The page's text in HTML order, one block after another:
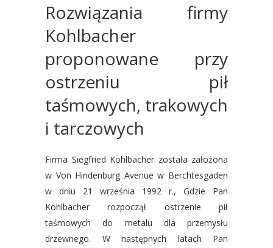
Rozwiązania firmy
Kohlbacher
proponowane przy
ostrzeniu pił
taśmowych, trakowych
i tarczowych
Firma Siegfried Kohlbacher została założona
w Von Hindenburg Avenue w Berchtesgaden
w dniu 21 września 1992 r., Gdzie Pan
Kohlbacher rozpoczął ostrzenie pił
taśmowych do metalu dla przemysłu
drzewnego.
W następnych latach Pan